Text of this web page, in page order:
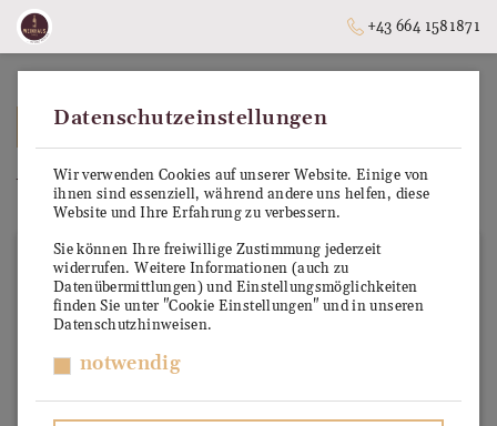
+43 664 1581871
ZURÜCK ZUR STARTSEITE
Wien QW
Datenschutzeinstellungen
Wir verwenden Cookies auf unserer Website. Einige von
ihnen sind essenziell, während andere uns helfen, diese
Website und Ihre Erfahrung zu verbessern.
Sie können Ihre freiwillige Zustimmung jederzeit
widerrufen. Weitere Informationen (auch zu
Datenübermittlungen) und Einstellungsmöglichkeiten
finden Sie unter "Cookie Einstellungen" und in unseren
Datenschutzhinweisen.
notwendig